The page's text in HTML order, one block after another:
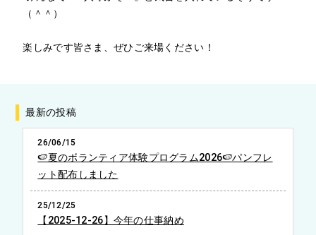
（＾＾）
楽しみです皆さま、ぜひご来場ください！
最新の投稿
26/06/15
🍉夏のボランティア体験プログラム2026🍉パンフレ
ット配布しました
25/12/25
【2025-12-26】今年の仕事納め